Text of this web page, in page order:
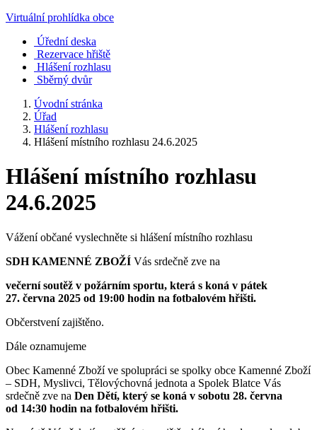
Virtuální prohlídka obce
Úřední deska
Rezervace hřiště
Hlášení rozhlasu
Sběrný dvůr
Úvodní stránka
Úřad
Hlášení rozhlasu
Hlášení místního rozhlasu 24.6.2025
Hlášení místního rozhlasu
24.6.2025
Vážení občané vyslechněte si hlášení místního rozhlasu
SDH KAMENNÉ ZBOŽÍ Vás srdečně zve na
večerní soutěž v požárním sportu, která s koná v pátek
27. června 2025 od 19:00 hodin na fotbalovém hřišti.
Občerstvení zajištěno.
Dále oznamujeme
Obec Kamenné Zboží ve spolupráci se spolky obce Kamenné Zboží
– SDH, Myslivci, Tělovýchovná jednota a Spolek Blatce Vás
srdečně zve na Den Dětí, který se koná v sobotu 28. června
od 14:30 hodin na fotbalovém hřišti.